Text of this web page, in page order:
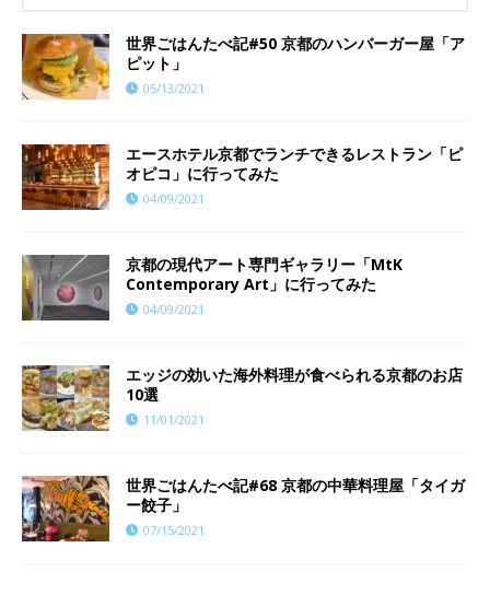
世界ごはんたべ記#50 京都のハンバーガー屋「ア
ピット」
05/13/2021
エースホテル京都でランチできるレストラン「ピ
オピコ」に行ってみた
04/09/2021
京都の現代アート専門ギャラリー「MtK
Contemporary Art」に行ってみた
04/09/2021
エッジの効いた海外料理が食べられる京都のお店
10選
11/01/2021
世界ごはんたべ記#68 京都の中華料理屋「タイガ
ー餃子」
07/15/2021